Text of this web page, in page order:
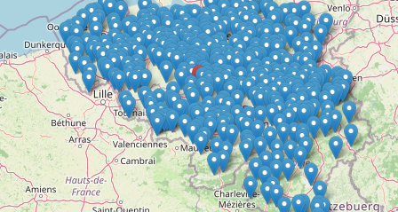
Kerkstraten
7 rollen van Steven Seagal
Dodentocht
Redelijk slecht weer
In vogelvlucht